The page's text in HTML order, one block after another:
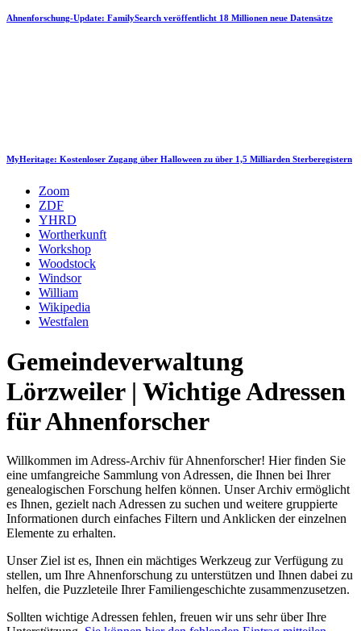
Ahnenforschung-Update: FamilySearch veröffentlicht 18 Millionen neue Datensätze
MyHeritage: Kostenloser Zugang über Halloween zu über 1,5 Milliarden Sterberegistern
Zoom
ZDF
YHRD
Wortherkunft
Workshop
Woodstock
Windsor
William
Wikipedia
Westfalen
Gemeindeverwaltung
Lörzweiler | Wichtige Adressen
für Ahnenforscher
Willkommen im Adress-Archiv für Ahnenforscher! Hier finden Sie
eine umfangreiche Sammlung von Adressen, die Ihnen bei Ihrer
genealogischen Forschung helfen können. Unser Archiv ermöglicht
es Ihnen, gezielt nach Adressen zu suchen und weitere gruppierte
Informationen durch einfaches Filtern und Anklicken der einzelnen
Elemente zu erhalten.
Unser Ziel ist es, Ihnen ein mächtiges Werkzeug zur Verfügung zu
stellen, um Ihre Ahnenforschung zu unterstützen und Ihnen dabei zu
helfen, die Puzzleteile Ihrer Familiengeschichte zusammenzusetzen.
Sollten wichtige Adressen fehlen, freuen wir uns sehr über Ihre